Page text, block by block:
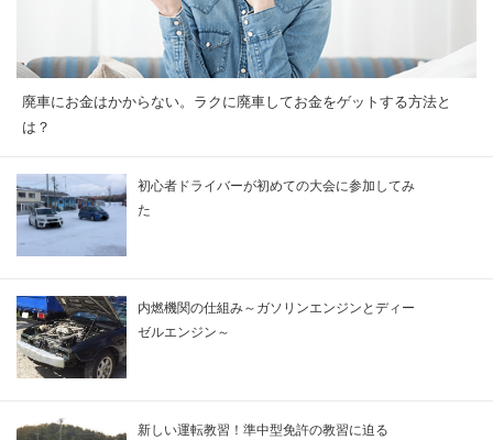
廃車にお金はかからない。ラクに廃車してお金をゲットする方法と
は？
初心者ドライバーが初めての大会に参加してみ
た
内燃機関の仕組み～ガソリンエンジンとディー
ゼルエンジン～
新しい運転教習！準中型免許の教習に迫る